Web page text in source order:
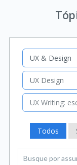
UX & Design
UX Design
UX Writing:
Todos